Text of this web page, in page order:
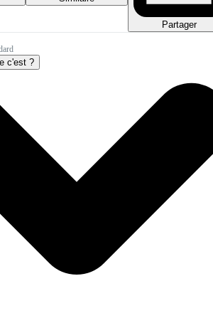
Partager
c'est ?